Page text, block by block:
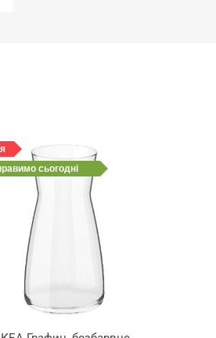
сьогодні